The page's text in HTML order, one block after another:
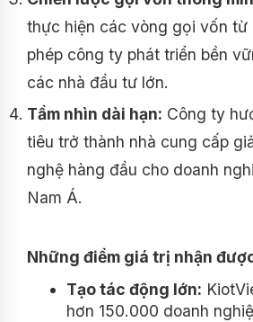
thực hiện các vòng gọi vốn từ
phép công ty phát triển bền
các nhà đầu tư lớn.
Tầm nhìn dài hạn: Công ty
tiêu trở thành nhà cung cấp
nghệ hàng đầu cho doanh
Nam Á.
Những điểm giá trị nhận
Tạo tác động lớn:
hơn 150.000 doanh